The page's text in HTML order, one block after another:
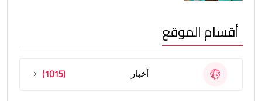
أقسام الموقع
أخبار (1015)